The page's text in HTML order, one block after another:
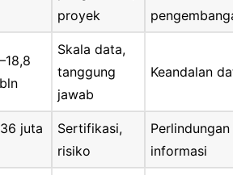
proyek
Skala data,
tanggung
jawab
Keandalan
juta
Sertifikasi,
risiko
Perlindungan
informasi